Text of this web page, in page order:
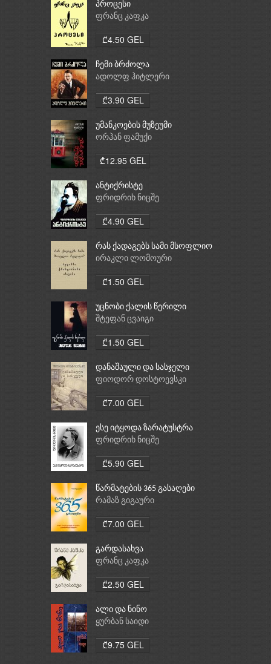
პროცესი
ფრანც კაფკა
₾4.50 GEL
ჩემი ბრძოლა
ადოლფ ჰიტლერი
₾3.90 GEL
უმანკოების მუზეუმი
ორჰან ფამუქი
₾12.95 GEL
ანტიქრისტე
ფრიდრიხ ნიცშე
₾4.90 GEL
რას ქადაგებს სამი მსოფლიო
რელიგია: ბუდიზმი,
ირაკლი ლომოური
₾1.50 GEL
უცნობი ქალის წერილი
შტეფან ცვაიგი
₾1.50 GEL
დანაშაული და სასჯელი
ფიოდორ დოსტოევსკი
₾7.00 GEL
ესე იტყოდა ზარატუსტრა
ფრიდრიხ ნიცშე
₾5.90 GEL
წარმატების 365 გასაღები
რამაზ გიგაური
₾7.00 GEL
გარდასახვა
ფრანც კაფკა
₾2.50 GEL
ალი და ნინო
ყურბან საიდი
₾9.75 GEL